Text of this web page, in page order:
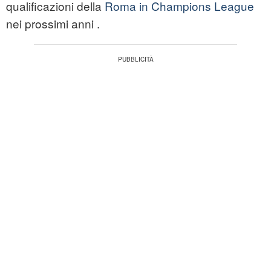
qualificazioni della Roma in Champions League
nei prossimi anni .